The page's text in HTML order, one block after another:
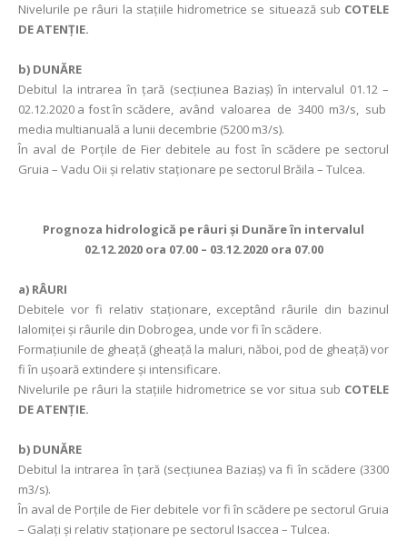
Nivelurile pe râuri la stațiile hidrometrice se situează sub COTELE
DE ATENȚIE.
b) DUNĂRE
Debitul la intrarea în ţară (secţiunea Baziaş) în intervalul 01.12 –
02.12.2020 a fost în scădere, având valoarea de 3400 m3/s, sub
media multianuală a lunii decembrie (5200 m3/s).
În aval de Porţile de Fier debitele au fost în scădere pe sectorul
Gruia – Vadu Oii şi relativ staționare pe sectorul Brăila – Tulcea.
Prognoza hidrologică pe râuri şi Dunăre în intervalul
02.12.2020 ora 07.00 – 03.12.2020 ora 07.00
a) RÂURI
Debitele vor fi relativ staţionare, exceptând râurile din bazinul
Ialomiţei şi râurile din Dobrogea, unde vor fi în scădere.
Formaţiunile de gheaţă (gheaţă la maluri, năboi, pod de gheață) vor
fi în uşoară extindere şi intensificare.
Nivelurile pe râuri la stațiile hidrometrice se vor situa sub COTELE
DE ATENȚIE.
b) DUNĂRE
Debitul la intrarea în ţară (secţiunea Baziaş) va fi în scădere (3300
m3/s).
În aval de Porţile de Fier debitele vor fi în scădere pe sectorul Gruia
– Galați și relativ staționare pe sectorul Isaccea – Tulcea.